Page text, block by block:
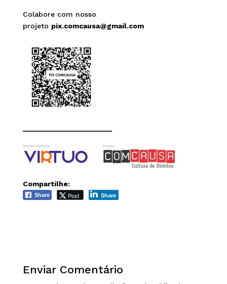
Colabore com nosso
projeto pix.comcausa@gmail.com
Compartilhe:
Share Post Share
Enviar Comentário